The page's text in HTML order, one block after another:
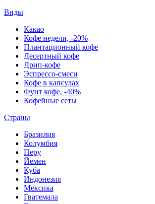
Виды
Какао
Кофе недели, -20%
Плантационный кофе
Десертный кофе
Дрип-кофе
Эспрессо-смеси
Кофе в капсулах
Фунт кофе, -40%
Кофейные сеты
Страны
Бразилия
Колумбия
Перу
Йемен
Куба
Индонезия
Мексика
Гватемала